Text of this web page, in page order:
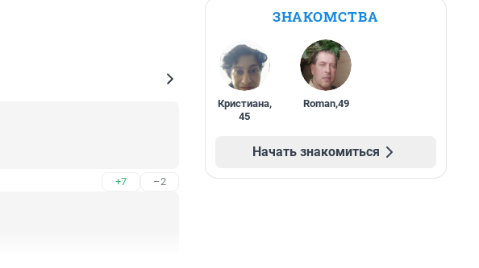
+7 –2
ЗНАКОМСТВА
Кристиана,
45
Roman,49
Начать знакомиться